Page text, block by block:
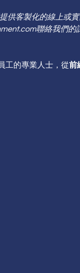
供客製化的線上或
聯絡我們的
工的專業人士，從前